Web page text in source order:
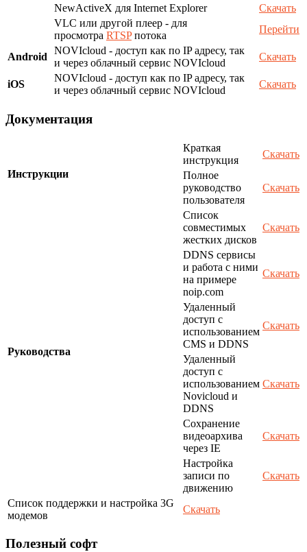
NewActiveX для Internet Explorer
Скачать
VLC или другой плеер - для
просмотра RTSPпотока
Перейти
Android
NOVIcloud - доступ как по IP адресу, так
и через облачный сервис NOVIcloud
Скачать
iOS
NOVIcloud - доступ как по IP адресу, так
и через облачный сервис NOVIcloud
Скачать
Документация
Инструкции
Краткая
инструкция
Скачать
Полное
руководство
пользователя
Скачать
Руководства
Список
совместимых
жестких дисков
Скачать
DDNS сервисы
и работа с ними
на примере
noip.com
Скачать
Удаленный
доступ с
использованием
CMS и DDNS
Скачать
Удаленный
доступ с
использованием
Novicloud и
DDNS
Скачать
Сохранение
видеоархива
через IE
Скачать
Настройка
записи по
движению
Скачать
Список поддержки и настройка 3G
модемов
Скачать
Полезный софт